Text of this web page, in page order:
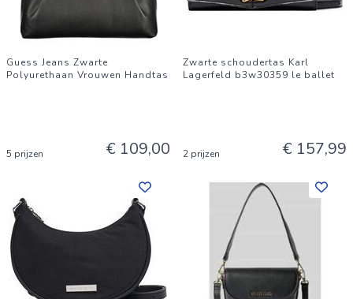
Guess Jeans Zwarte
Polyurethaan Vrouwen Handtas
5 prijzen € 109,00
Zwarte schoudertas Karl
Lagerfeld b3w30359 le ballet
2 prijzen € 157,99